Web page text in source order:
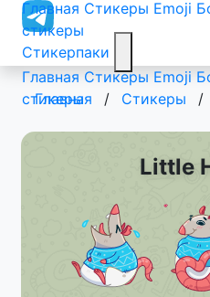
Стикерпаки
Главная Стикеры Emoji
стикеры
Главная Стикеры Emoji
стикеры
Главная / Стикеры /
Little